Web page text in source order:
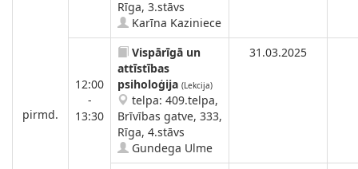
pirmd.
Rīga, 3.stāvs
Karīna Kaziniece
12:00
-
13:30
Vispārīgā un
attīstības
psiholoģija (Lekcija)
telpa: 409.telpa,
Brīvības gatve, 333,
Rīga, 4.stāvs
Gundega Ulme
31.03.2025